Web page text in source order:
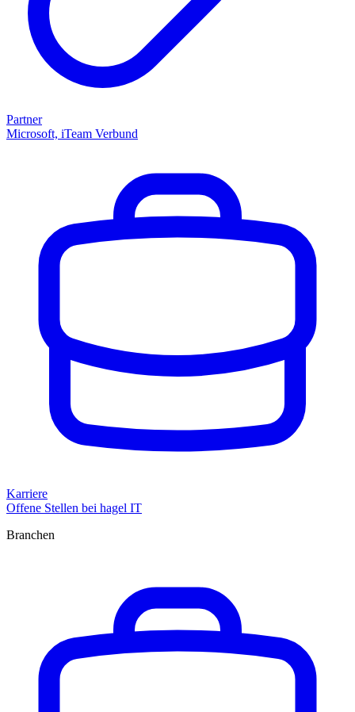
Partner
Microsoft, iTeam Verbund
Karriere
Offene Stellen bei hagel IT
Branchen